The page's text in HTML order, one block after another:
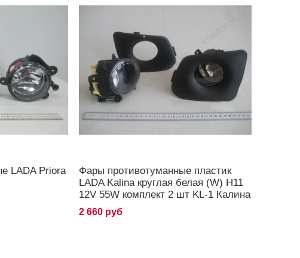
LADA Priora
Фары противотуманные пластик
LADA Kalina круглая белая (W) H11
12V 55W комплект 2 шт KL-1 Калина
2 660 руб